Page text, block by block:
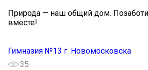
Природа — наш общий дом.
вместе!
Гимназия №13 г. Новомосковска
35